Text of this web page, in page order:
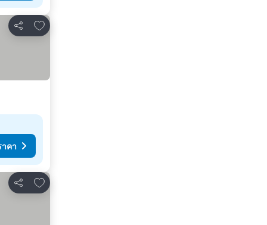
แชร์
เพิ่มในรายการโปรด
คา
แชร์
เพิ่มในรายการโปรด